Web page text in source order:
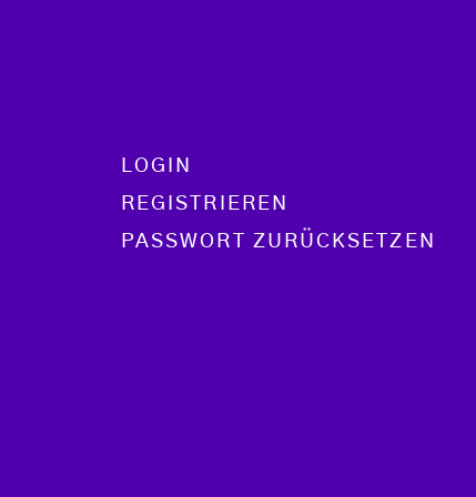
LOGIN
REGISTRIEREN
PASSWORT ZURÜCKSETZEN